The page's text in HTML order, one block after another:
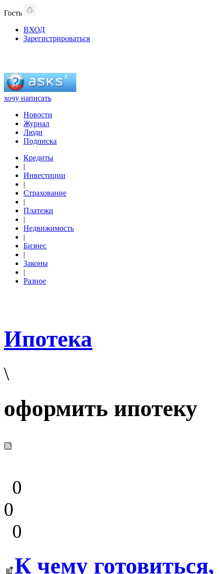
Гость
ВХОД
Зарегистрироваться
хочу написать
Новости
Журнал
Люди
Подписка
Кредиты
|
Инвестиции
|
Страхование
|
Платежи
|
Недвижимость
|
Бизнес
|
Законы
|
Разное
Ипотека
\
оформить ипотеку
0
0
0
К чему